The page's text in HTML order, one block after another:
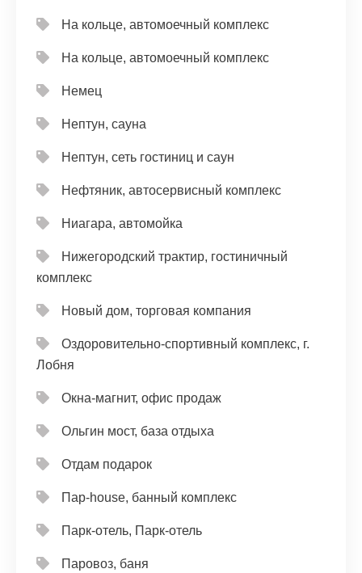
На кольце, автомоечный комплекс
На кольце, автомоечный комплекс
Немец
Нептун, сауна
Нептун, сеть гостиниц и саун
Нефтяник, автосервисный комплекс
Ниагара, автомойка
Нижегородский трактир, гостиничный
комплекс
Новый дом, торговая компания
Оздоровительно-спортивный комплекс, г.
Лобня
Окна-магнит, офис продаж
Ольгин мост, база отдыха
Отдам подарок
Пар-house, банный комплекс
Парк-отель, Парк-отель
Паровоз, баня